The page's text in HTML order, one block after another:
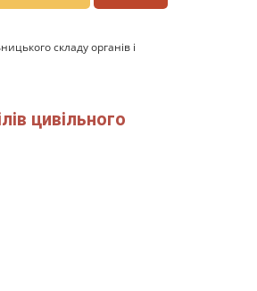
складу органів і
цивільного